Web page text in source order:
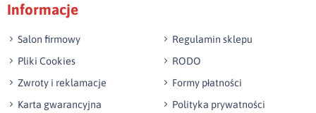
Informacje
Salon firmowy
Regulamin sklepu
Pliki Cookies
RODO
Zwroty i reklamacje
Formy płatności
Karta gwarancyjna
Polityka prywatności